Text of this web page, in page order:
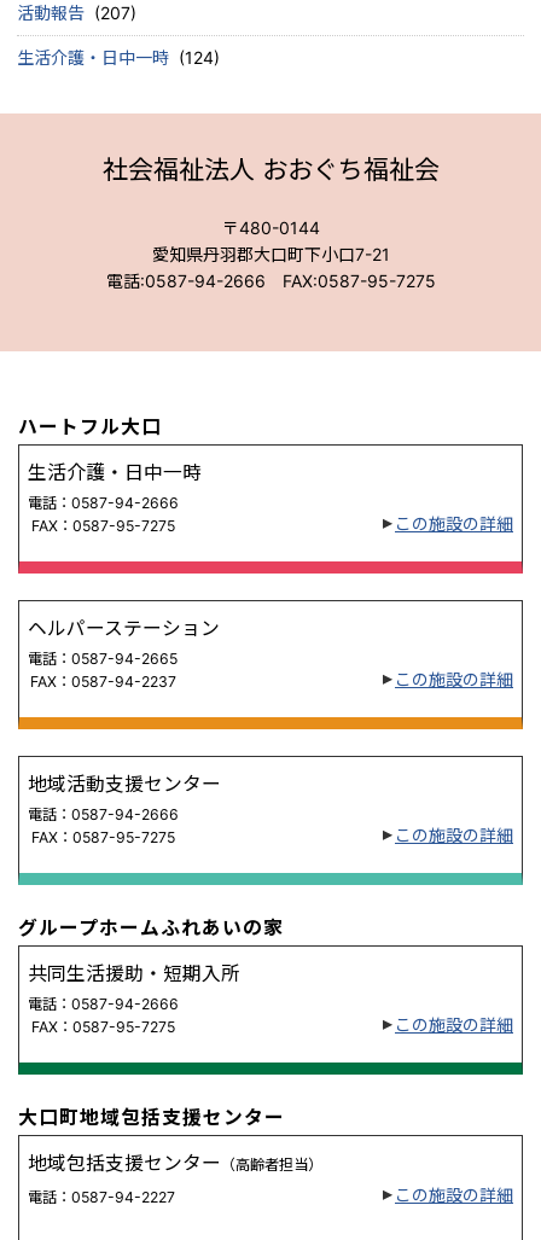
活動報告 (207)
生活介護・日中一時 (124)
社会福祉法人 おおぐち福祉会
〒480-0144
愛知県丹羽郡大口町下小口7-21
電話:0587-94-2666 FAX:0587-95-7275
ハートフル大口
生活介護・日中一時
電話：0587-94-2666
FAX：0587-95-7275
この施設の詳細
ヘルパーステーション
電話：0587-94-2665
FAX：0587-94-2237
この施設の詳細
地域活動支援センター
電話：0587-94-2666
FAX：0587-95-7275
この施設の詳細
グループホームふれあいの家
共同生活援助・短期入所
電話：0587-94-2666
FAX：0587-95-7275
この施設の詳細
大口町地域包括支援センター
地域包括支援センター
（高齢者担当）
電話：0587-94-2227
この施設の詳細